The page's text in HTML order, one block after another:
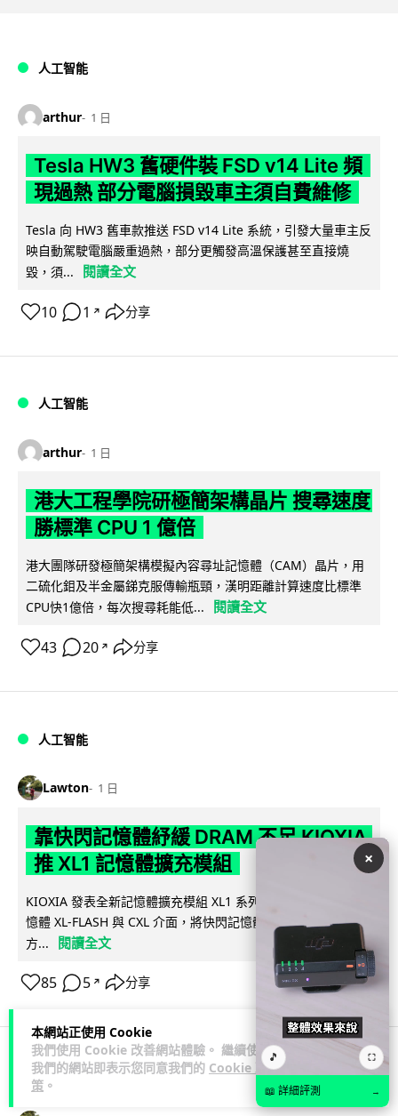
本網站正使用 Cookie
我們使用 Cookie 改善網站體驗。 繼續使用
我們的網站即表示您同意我們的 Cookie 政
策 。
人工智能
arthur 1 日
Tesla HW3 舊硬件裝 FSD v14 Lite 頻
現過熱 部分電腦損毀車主須自費維修
Tesla 向 HW3 舊車款推送 FSD v14 Lite 系統，引發大量車主反
映自動駕駛電腦嚴重過熱，部分更觸發高溫保護甚至直接燒
毀，須...
閱讀全文
10 1 ↗ 分享
人工智能
arthur 1 日
港大工程學院研極簡架構晶片 搜尋速度
勝標準 CPU 1 億倍
港大團隊研發極簡架構模擬內容尋址記憶體（CAM）晶片，用
二硫化鉬及半金屬銻克服傳輸瓶頸，漢明距離計算速度比標準
CPU快1億倍，每次搜尋耗能低...
閱讀全文
43 20 ↗ 分享
人工智能
Lawton 1 日
靠快閃記憶體紓緩 DRAM 不足 KIOXIA
推 XL1 記憶體擴充模組
KIOXIA 發表全新記憶體擴充模組 XL1 系列，結合低延遲快閃記
憶體 XL-FLASH 與 CXL 介面，將快閃記憶體轉化為記憶體擴充
方...
閱讀全文
85 5 ↗ 分享
商業科技 資訊保安
×
🎵 ⛶
📖 詳細評測 →